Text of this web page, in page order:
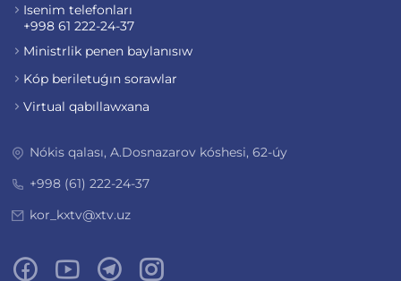
Isenim telefonları
+998 61 222-24-37
Ministrlik penen baylanısıw
Kóp beriletuǵın sorawlar
Virtual qabıllawxana
Nókis qalası, A.Dosnazarov kóshesi, 62-úy
+998 (61) 222-24-37
kor_kxtv@xtv.uz